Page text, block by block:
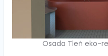
Osada Tleń eko-